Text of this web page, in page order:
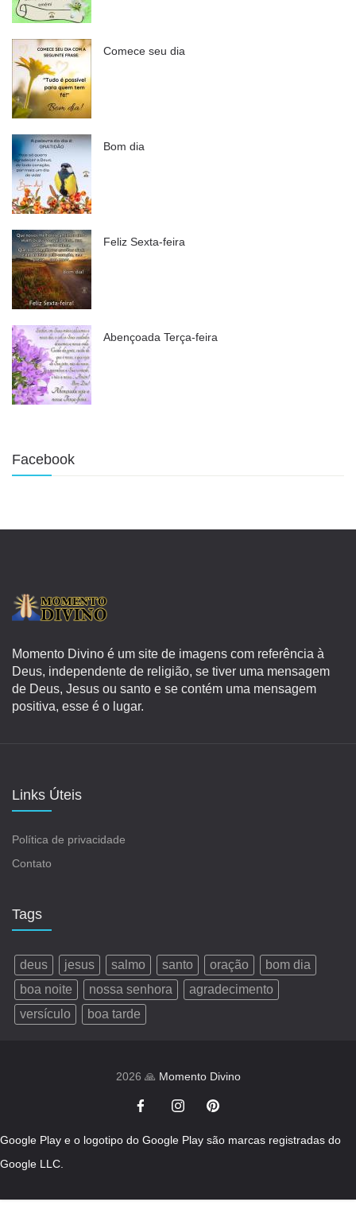
Comece seu dia
Bom dia
Feliz Sexta-feira
Abençoada Terça-feira
Facebook
Momento Divino é um site de imagens com referência à
Deus, independente de religião, se tiver uma mensagem
de Deus, Jesus ou santo e se contém uma mensagem
positiva, esse é o lugar.
Links Úteis
Política de privacidade
Contato
Tags
deus jesus salmo santo oração
bom dia
boa noite
nossa senhora
agradecimento
versículo
boa tarde
2026 🙏 Momento Divino
Google Play e o logotipo do Google Play são marcas registradas do
Google LLC.